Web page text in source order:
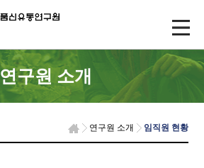
연구원 소개
연구원 소개 임직원 현황